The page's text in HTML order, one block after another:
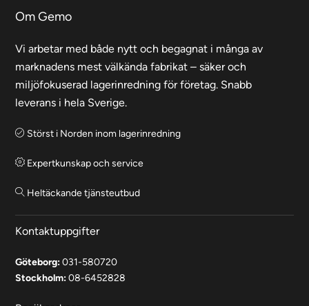
Om Gemo
Vi arbetar med både nytt och begagnat i många av
marknadens mest välkända fabrikat – säker och
miljöfokuserad lagerinredning för företag. Snabb
leverans i hela Sverige.
Störst i Norden inom lagerinredning
Expertkunskap och service
Heltäckande tjänsteutbud
Kontaktuppgifter
Göteborg:031-580720
Stockholm:08-6452828